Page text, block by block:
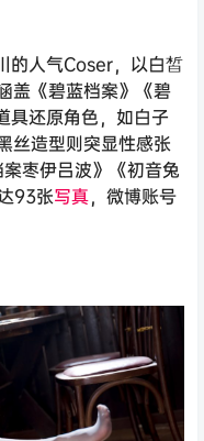
的人气Coser，以白皙
盖《碧蓝档案》《碧
具还原角色，如白子
丝造型则突显性感张
枣伊吕波》《初音兔
93张写真，微博账号